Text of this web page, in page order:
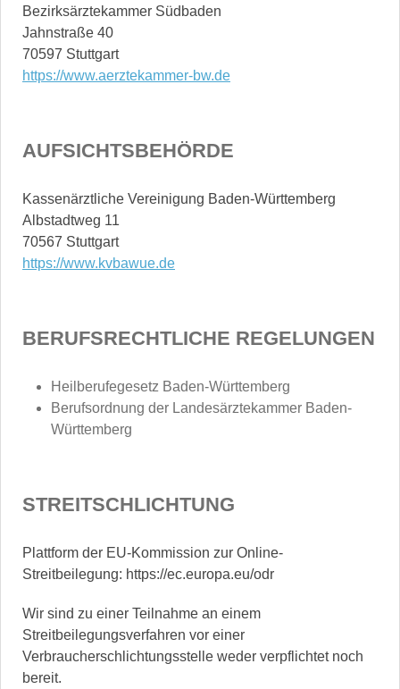
Bezirksärztekammer Südbaden
Jahnstraße 40
https://www.aerztekammer-bw.de
AUFSICHTSBEHÖRDE
Kassenärztliche Vereinigung Baden-Württemberg
Albstadtweg 11
https://www.kvbawue.de
BERUFSRECHTLICHE REGELUNGEN
Heilberufegesetz Baden-Württemberg
Berufsordnung der Landesärztekammer Baden-
Württemberg
STREITSCHLICHTUNG
Plattform der EU-Kommission zur Online-
Streitbeilegung: https://ec.europa.eu/odr
Wir sind zu einer Teilnahme an einem
Streitbeilegungsverfahren vor einer
Verbraucherschlichtungsstelle weder verpflichtet noch
bereit.